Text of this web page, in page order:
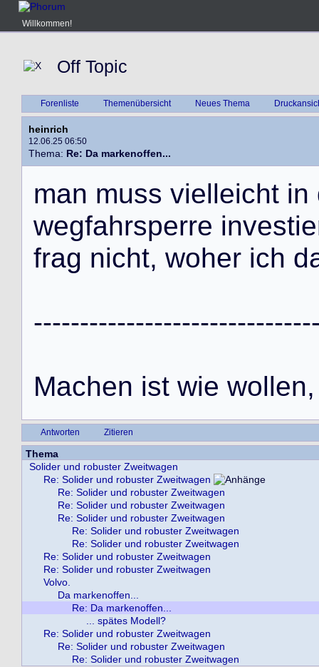
Willkommen!
Off Topic
Forenliste Themenübersicht Neues Thema
heinrich
12.06.25 06:50
Thema: Re: Da markenoffen...
man muss vielleicht in
wegfahrsperre investie
frag nicht, woher ich d
------------------------------
Machen ist wie wollen,
Antworten Zitieren
Thema
Solider und robuster Zweitwagen
Re: Solider und robuster Zweitwagen
Re: Solider und robuster Zweitwagen
Re: Solider und robuster Zweitwagen
Re: Solider und robuster Zweitwagen
Re: Solider und robuster Zweitwagen
Re: Solider und robuster Zweitwagen
Re: Solider und robuster Zweitwagen
Re: Solider und robuster Zweitwagen
Volvo.
Da markenoffen...
Re: Da markenoffen...
... spätes Modell?
Re: Solider und robuster Zweitwagen
Re: Solider und robuster Zweitwagen
Re: Solider und robuster Zweitwagen